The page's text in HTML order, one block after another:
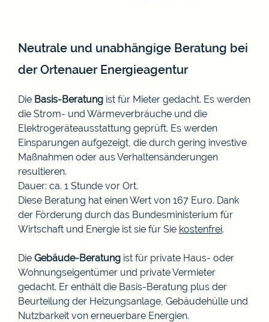
Neutrale und unabhängige Beratung bei
der Ortenauer Energieagentur
Die Basis-Beratung ist für Mieter gedacht. Es werden
die Strom- und Wärmeverbräuche und die
Elektrogeräteausstattung geprüft. Es werden
Einsparungen aufgezeigt, die durch gering investive
Maßnahmen oder aus Verhaltensänderungen
resultieren.
Dauer: ca. 1 Stunde vor Ort.
Diese Beratung hat einen Wert von 167 Euro. Dank
der Förderung durch das Bundesministerium für
Wirtschaft und Energie ist sie für Sie kostenfrei.
Die Gebäude-Beratung ist für private Haus- oder
Wohnungseigentümer und private Vermieter
gedacht. Er enthält die Basis-Beratung plus der
Beurteilung der Heizungsanlage, Gebäudehülle und
Nutzbarkeit von erneuerbare Energien.